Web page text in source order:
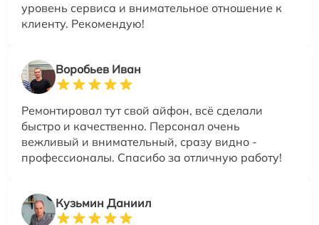
уровень сервиса и внимательное отношение к
клиенту. Рекомендую!
Воробьев Иван
Ремонтировал тут свой айфон, всё сделали
быстро и качественно. Персонал очень
вежливый и внимательный, сразу видно -
профессионалы. Спасибо за отличную работу!
Кузьмин Даниил